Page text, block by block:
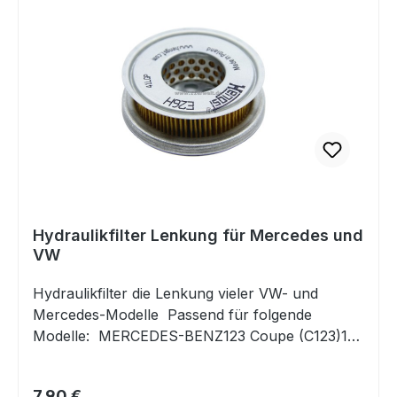
Hydraulikfilter Lenkung für Mercedes und
VW
Hydraulikfilter die Lenkung vieler VW- und
Mercedes-Modelle Passend für folgende
Modelle: MERCEDES-BENZ123 Coupe (C123)123